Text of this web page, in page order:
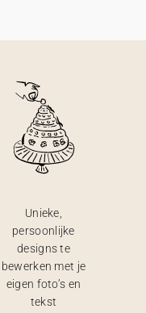
Unieke,
persoonlijke
designs te
bewerken met je
eigen foto’s en
tekst